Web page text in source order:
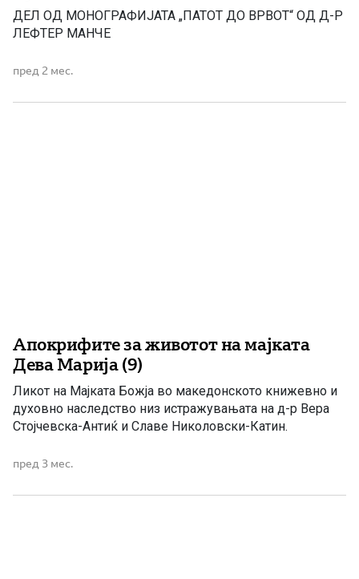
ДЕЛ ОД МОНОГРАФИЈАТА „ПАТОТ ДО ВРВОТ“ OД Д-Р
ЛЕФТЕР МАНЧЕ
пред 2 мес.
Апокрифите за животот на мајката
Дева Марија (9)
Ликот на Мајката Божја во македонското книжевно и
духовно наследство низ истражувањата на д-р Вера
Стојчевска-Антиќ и Славе Николовски-Катин.
пред 3 мес.